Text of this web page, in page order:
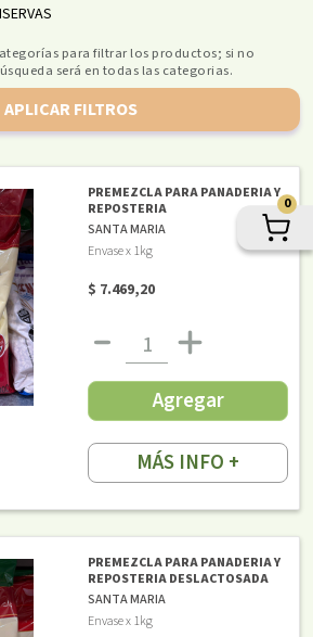
para filtrar los productos; si no
será en todas las categorias.
APLICAR FILTROS
PREMEZCLA PARA PANADERIA Y
REPOSTERIA
SANTA MARIA
Envase x 1kg
$ 7.469,20
Agregar
MÁS INFO +
PREMEZCLA PARA PANADERIA Y
REPOSTERIA DESLACTOSADA
SANTA MARIA
Envase x 1kg
0